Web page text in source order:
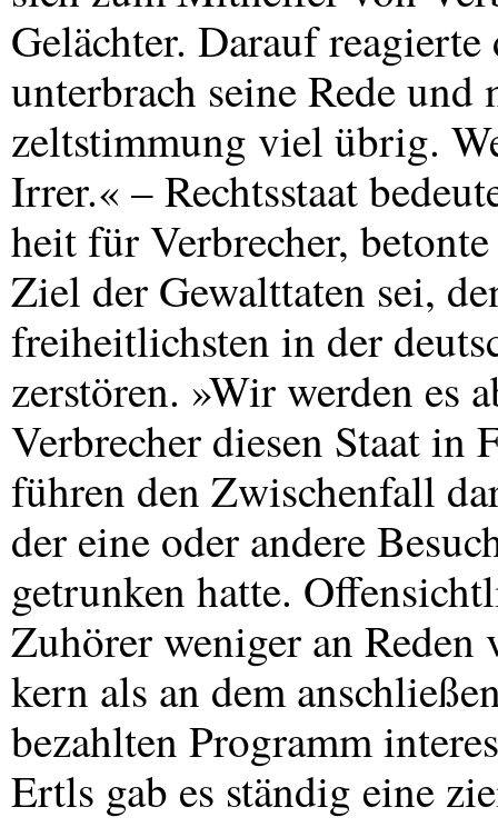
Gelächter. Darauf
unterbrach seine Rede
zeltstimmung viel übrig.
Irrer.« – Rechtsstaat
heit für Verbrecher,
Ziel der Gewalttaten sei,
freiheitlichsten in der
zerstören. »Wir werden es
Verbrecher diesen Staat in
führen den Zwischenfall
der eine oder andere
getrunken hatte.
Zuhörer weniger an
kern als an dem
bezahlten Programm
Ertls gab es ständig eine